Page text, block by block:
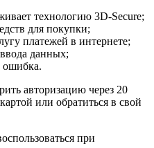
технологию 3D-Secure;
для покупки;
платежей в интернете;
данных;
ошибка.
авторизацию через 20
или обратиться в свой
при